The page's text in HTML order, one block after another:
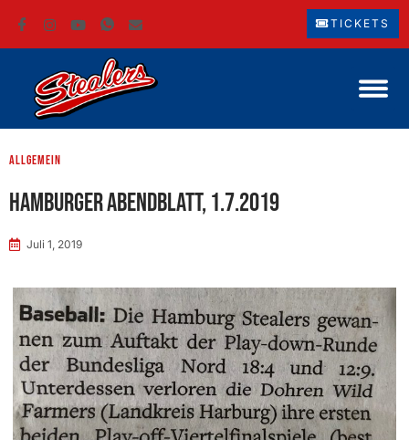
TICKETS
Allgemein
Hamburger Abendblatt, 1.7.2019
Juli 1, 2019